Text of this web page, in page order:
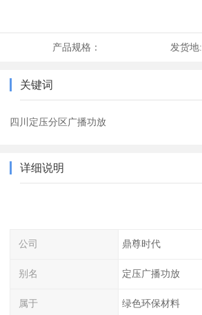
产品规格： 发货地:
关键词
四川定压分区广播功放
详细说明
公司 鼎尊时代
别名 定压广播功放
属于 绿色环保材料